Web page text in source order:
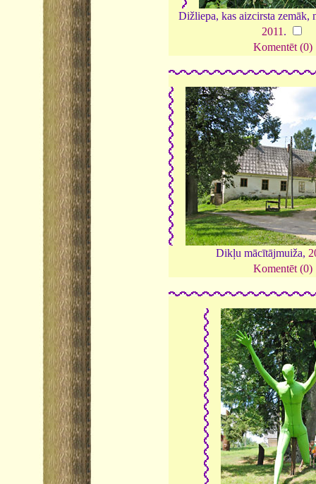
Dižliepa, kas aizcirsta zemāk,
2011 .
Komentēt (0)
Dikļu mācītājmuiža,
Komentēt (0)